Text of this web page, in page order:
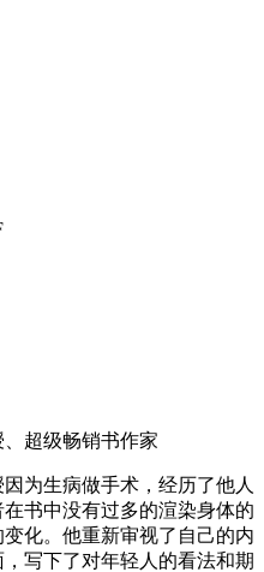
超级畅销书作家
为生病做手术，经历了他人
书中没有过多的渲染身体的
化。他重新审视了自己的内
写下了对年轻人的看法和期